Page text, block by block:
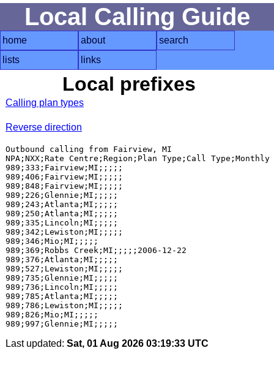
Local Calling Guide
home about
search
lists
links
Local prefixes
Calling plan types
Reverse direction
Outbound calling from Fairview, MI
NPA;NXX;Rate Centre;Region;Plan Type;Call
989;333;Fairview;MI;;;;;
989;406;Fairview;MI;;;;;
989;848;Fairview;MI;;;;;
989;226;Glennie;MI;;;;;
989;243;Atlanta;MI;;;;;
989;250;Atlanta;MI;;;;;
989;335;Lincoln;MI;;;;;
989;342;Lewiston;MI;;;;;
989;346;Mio;MI;;;;;
989;369;Robbs Creek;MI;;;;;2006-12-22
989;376;Atlanta;MI;;;;;
989;527;Lewiston;MI;;;;;
989;735;Glennie;MI;;;;;
989;736;Lincoln;MI;;;;;
989;785;Atlanta;MI;;;;;
989;786;Lewiston;MI;;;;;
989;826;Mio;MI;;;;;
Last updated: Sat, 01 Aug 2026 03:19:33 UTC